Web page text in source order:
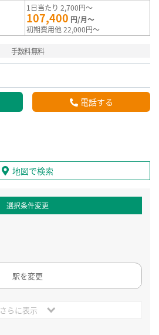
1日当たり 2,700円～
107,400 円/月～
初期費用他 22,000円～
手数料無料
電話する
地図で検索
選択条件変更
駅を変更
さらに表示